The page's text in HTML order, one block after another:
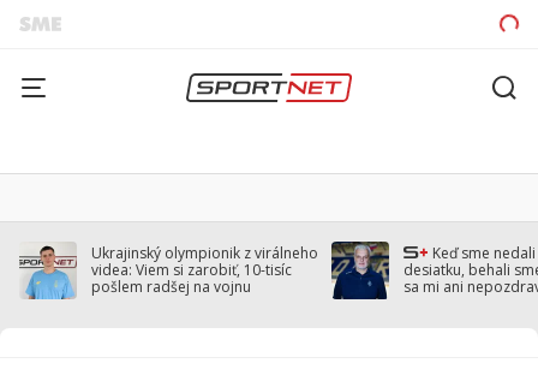
Ukrajinský olympionik z virálneho
videa: Viem si zarobiť, 10-tisíc
pošlem radšej na vojnu
Keď sme
desiatku, behali
sa mi ani